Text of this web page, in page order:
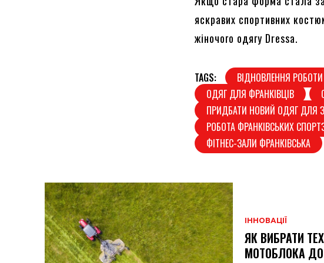
яскравих спортивних
жіночого одягу Dressa.
TAGS: ВІДНОВЛЕННЯ
ОДЯГ ДЛЯ ФРАНКІВЦІВ
ПРИДБАТИ НОВИЙ ОДЯГ ДЛЯ
РОБОТА ФРАНКІВСЬКИХ
ФІТНЕС-ЗАЛИ ФРАНКІВСЬКА
ІННОВАЦІЇ
ЯК ВИБРАТИ
МОТОБЛОКА ДО